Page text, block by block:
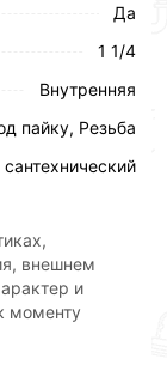
условий
с
Возврат
чека
Да
1 1/4
Внутренняя
пайку, Резьба
сантехнический
внешнем
и
моменту